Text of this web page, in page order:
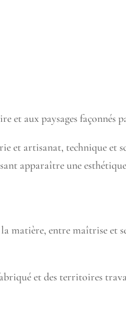
et aux paysages façonnés
et artisanat, technique et
apparaître une
matière, entre maîtrise et
et des territoires